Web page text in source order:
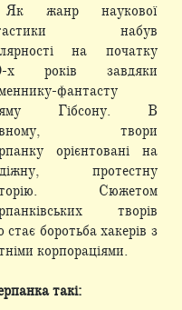
Як жанр наукової
набув
на початку
х років завдяки
фантасту
Гібсону. В
твори
орієнтовані на
протестну
Сюжетом
творів
стає боротьба хакерів з
корпораціями.
такі: